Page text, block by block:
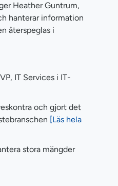
Heather Guntrum,
hanterar information
återspeglas i
IT Services i IT-
och gjort det
[Läs hela
stora mängder